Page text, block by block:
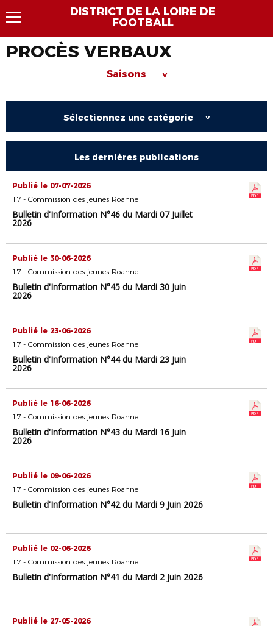
DISTRICT DE LA LOIRE DE
FOOTBALL
PROCÈS VERBAUX
Saisons >
Sélectionnez une catégorie >
Les dernières publications
Publié le 07-07-2026
17 - Commission des jeunes Roanne
Bulletin d'Information N°46 du Mardi 07 Juillet
2026
Publié le 30-06-2026
17 - Commission des jeunes Roanne
Bulletin d'Information N°45 du Mardi 30 Juin
2026
Publié le 23-06-2026
17 - Commission des jeunes Roanne
Bulletin d'Information N°44 du Mardi 23 Juin
2026
Publié le 16-06-2026
17 - Commission des jeunes Roanne
Bulletin d'Information N°43 du Mardi 16 Juin
2026
Publié le 09-06-2026
17 - Commission des jeunes Roanne
Bulletin d'Information N°42 du Mardi 9 Juin 2026
Publié le 02-06-2026
17 - Commission des jeunes Roanne
Bulletin d'Information N°41 du Mardi 2 Juin 2026
Publié le 27-05-2026